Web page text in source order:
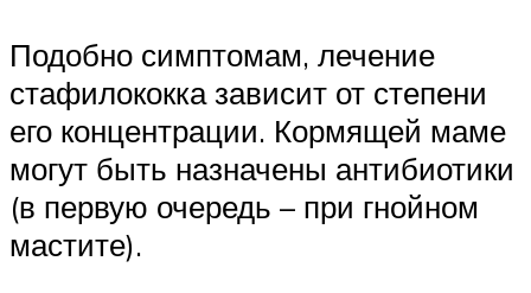
Подобно симптомам, лечение
стафилококка зависит от степени
его концентрации. Кормящей маме
могут быть назначены антибиотики
(в первую очередь – при гнойном
мастите).